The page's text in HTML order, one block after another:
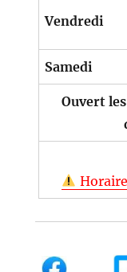
Vendredi
Samedi
Ouvert